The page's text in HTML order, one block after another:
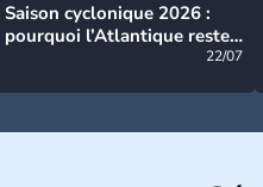
Saison cyclonique 2026 :
pourquoi l’Atlantique reste
22/07